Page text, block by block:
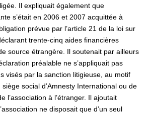
Il expliquait également que
s’était en 2006 et 2007 acquittée à
prévue par l’article 21 de la loi sur
trente-cinq aides financières
source étrangère. Il soutenait par ailleurs
préalable ne s’appliquait pas
visés par la sanction litigieuse, au motif
siège social d’Amnesty International ou de
l’association à l’étranger. Il ajoutait
ne disposait que d’un seul